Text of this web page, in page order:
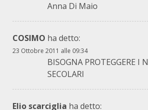
Anna Di Maio
COSIMO ha detto:
23 Ottobre 2011 alle 09:34
BISOGNA PROTEGGERE I
SECOLARI
Elio scarciglia ha detto: